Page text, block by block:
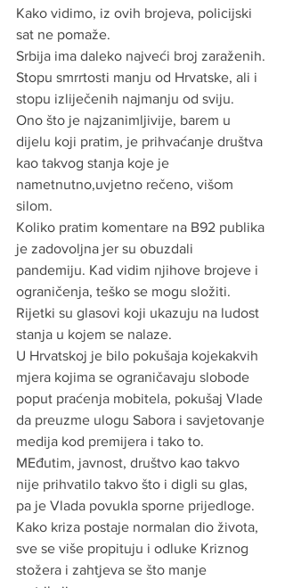
Kako vidimo, iz ovih brojeva, policijski
sat ne pomaže.
Srbija ima daleko najveći broj zaraženih.
Stopu smrrtosti manju od Hrvatske, ali i
stopu izliječenih najmanju od sviju.
Ono što je najzanimljivije, barem u
dijelu koji pratim, je prihvaćanje društva
kao takvog stanja koje je
nametnutno,uvjetno rečeno, višom
silom.
Koliko pratim komentare na B92 publika
je zadovoljna jer su obuzdali
pandemiju. Kad vidim njihove brojeve i
ograničenja, teško se mogu složiti.
Rijetki su glasovi koji ukazuju na ludost
stanja u kojem se nalaze.
U Hrvatskoj je bilo pokušaja kojekakvih
mjera kojima se ograničavaju slobode
poput praćenja mobitela, pokušaj Vlade
da preuzme ulogu Sabora i savjetovanje
medija kod premijera i tako to.
MEđutim, javnost, društvo kao takvo
nije prihvatilo takvo što i digli su glas,
pa je Vlada povukla sporne prijedloge.
Kako kriza postaje normalan dio života,
sve se više propituju i odluke Kriznog
stožera i zahtjeva se što manje